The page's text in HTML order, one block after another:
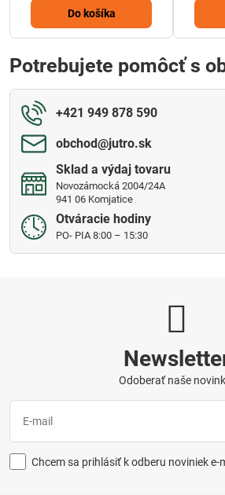
Do košíka
Potrebujete pomôcť s
+421 949 878 590
obchod​@jutro​.sk
Sklad a výdaj tovaru
Novozámocká 2004/24A
941 06 Komjatice
Otváracie hodiny
PO- PIA 8:00 – 15:30
Odoberať naše
Chcem sa prihlásiť k odberu noviniek e-